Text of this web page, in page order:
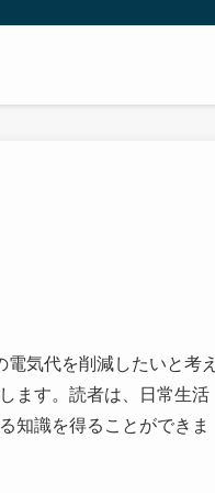
気代を削減したいと考え
ます。読者は、日常生活
知識を得ることができま